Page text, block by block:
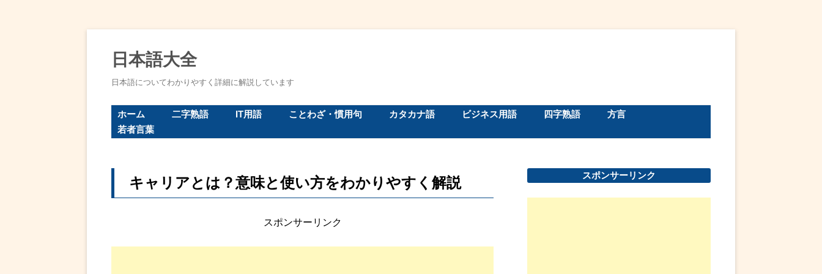
テ
ン
へ
ッ
日本語大全
日本語についてわかりやすく詳細に解説しています
ホーム 二字熟語 IT用語 ことわざ・慣用句 カタカナ語 ビジネス用語 四字熟語
方言
若者言葉
キャリアとは？意味と使い方をわかりやすく解説
スポンサーリンク
スポンサーリンク